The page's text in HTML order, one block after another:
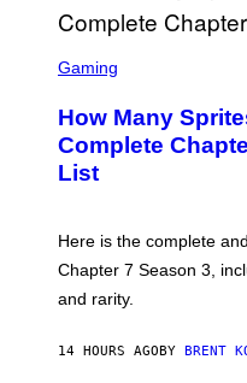
I
M
G
)
B
C
E
R
A
/
G
Y
I
M
A
S
C
E
N
S
H
E
P
C
M
Gaming
How Many
Complete
List
Here is the complete
Chapter 7 Season 3,
and rarity.
14 HOURS AGO BY BRENT